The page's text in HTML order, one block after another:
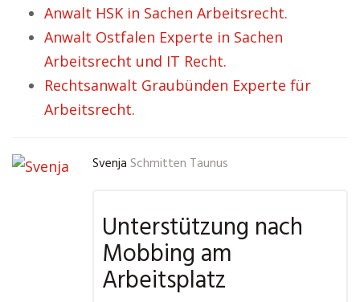
Anwalt HSK in Sachen Arbeitsrecht.
Anwalt Ostfalen Experte in Sachen
Arbeitsrecht und IT Recht.
Rechtsanwalt Graubünden Experte für
Arbeitsrecht.
Svenja Schmitten Taunus
Unterstützung nach
Mobbing am
Arbeitsplatz